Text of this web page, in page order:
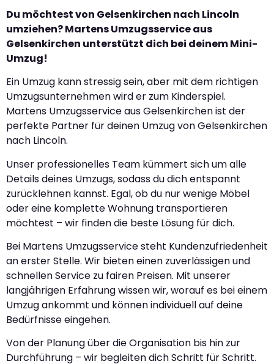
Du möchtest von Gelsenkirchen nach Lincoln
umziehen? Martens Umzugsservice aus
Gelsenkirchen unterstützt dich bei deinem Mini-
Umzug!
Ein Umzug kann stressig sein, aber mit dem richtigen
Umzugsunternehmen wird er zum Kinderspiel.
Martens Umzugsservice aus Gelsenkirchen ist der
perfekte Partner für deinen Umzug von Gelsenkirchen
nach Lincoln.
Unser professionelles Team kümmert sich um alle
Details deines Umzugs, sodass du dich entspannt
zurücklehnen kannst. Egal, ob du nur wenige Möbel
oder eine komplette Wohnung transportieren
möchtest – wir finden die beste Lösung für dich.
Bei Martens Umzugsservice steht Kundenzufriedenheit
an erster Stelle. Wir bieten einen zuverlässigen und
schnellen Service zu fairen Preisen. Mit unserer
langjährigen Erfahrung wissen wir, worauf es bei einem
Umzug ankommt und können individuell auf deine
Bedürfnisse eingehen.
Von der Planung über die Organisation bis hin zur
Durchführung – wir begleiten dich Schritt für Schritt.